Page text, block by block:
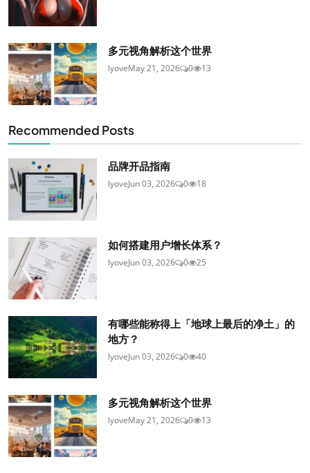
多元视角解析这个世界
lyoveMay 21, 2026 0 13
Recommended Posts
品牌开品指南
lyoveJun 03, 2026 0 18
如何搭建用户增长体系？
lyoveJun 03, 2026 0 25
有哪些能称得上「地球上最后的净土」的
地方？
lyoveJun 03, 2026 0 40
多元视角解析这个世界
lyoveMay 21, 2026 0 13